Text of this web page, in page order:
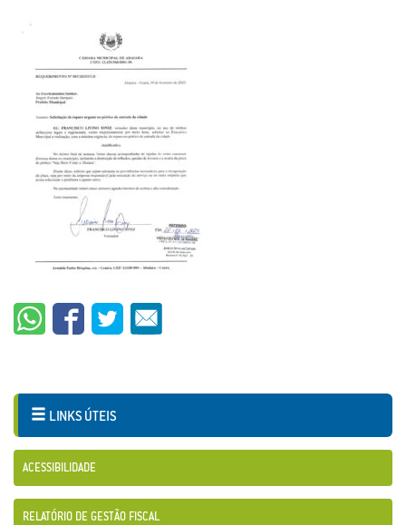
LINKS ÚTEIS
ACESSIBILIDADE
RELATÓRIO DE GESTÃO FISCAL